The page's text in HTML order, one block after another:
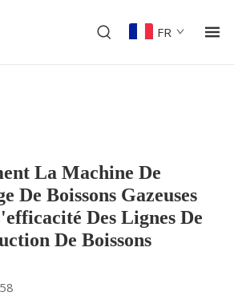
FR
La Machine De
De Boissons Gazeuses
Des Lignes De
De Boissons